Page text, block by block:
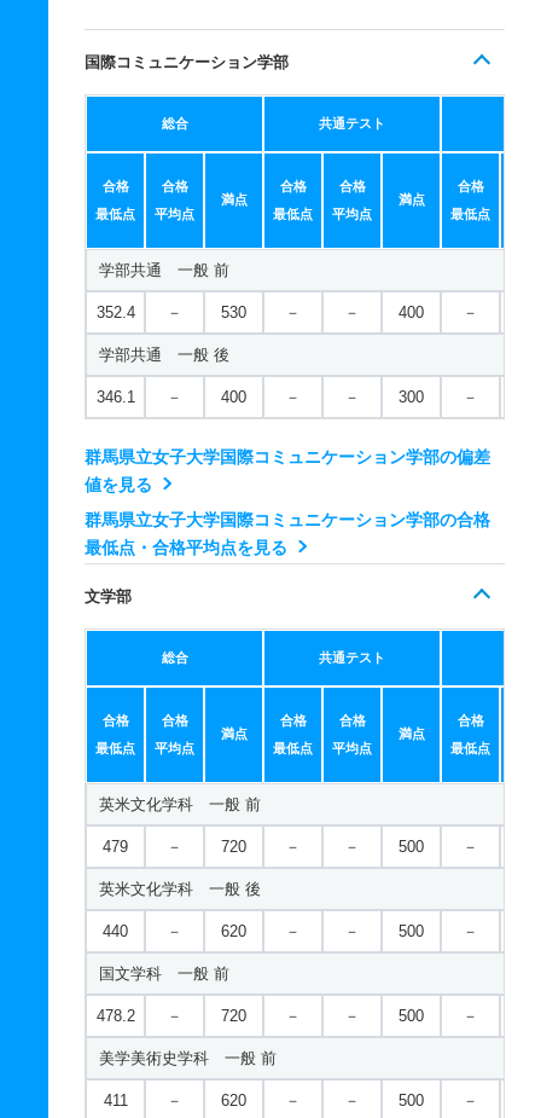
国際コミュニケーション学部
総合 共通テスト
合格
最低点
合格
平均点
満点
合格
最低点
合格
平均点
満点
合格
最低点
学部共通 一般 前
352.4 － 530 － － 400 －
学部共通 一般 後
346.1 － 400 － － 300 －
群馬県立女子大学国際コミュニケーション学部の偏差
値を見る
群馬県立女子大学国際コミュニケーション学部の合格
最低点・合格平均点を見る
文学部
総合 共通テスト
合格
最低点
合格
平均点
満点
合格
最低点
合格
平均点
満点
合格
最低点
英米文化学科 一般 前
479 － 720 － － 500 －
英米文化学科 一般 後
440 － 620 － － 500 －
国文学科 一般 前
478.2 － 720 － － 500 －
美学美術史学科 一般 前
411 － 620 － － 500 －